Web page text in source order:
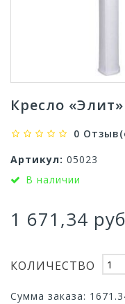
Кресло
0
Артикул: 05023
В наличии
1 671,34 руб
КОЛИЧЕСТВО
Сумма заказа: